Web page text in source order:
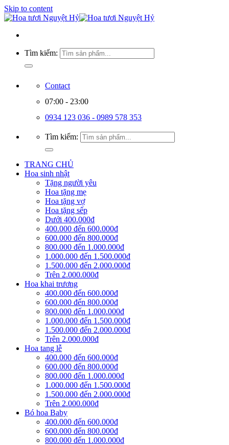
Skip to content
Tìm kiếm:
Contact
07:00 - 23:00
0934 123 036 - 0989 578 353
Tìm kiếm:
TRANG CHỦ
Hoa sinh nhật
Tặng người yêu
Hoa tặng mẹ
Hoa tặng vợ
Hoa tặng sếp
Dưới 400.000đ
400.000 đến 600.000đ
600.000 đến 800.000đ
800.000 đến 1.000.000đ
1.000.000 đến 1.500.000đ
1.500.000 đến 2.000.000đ
Trên 2.000.000đ
Hoa khai trương
400.000 đến 600.000đ
600.000 đến 800.000đ
800.000 đến 1.000.000đ
1.000.000 đến 1.500.000đ
1.500.000 đến 2.000.000đ
Trên 2.000.000đ
Hoa tang lễ
400.000 đến 600.000đ
600.000 đến 800.000đ
800.000 đến 1.000.000đ
1.000.000 đến 1.500.000đ
1.500.000 đến 2.000.000đ
Trên 2.000.000đ
Bó hoa Baby
400.000 đến 600.000đ
600.000 đến 800.000đ
800.000 đến 1.000.000đ